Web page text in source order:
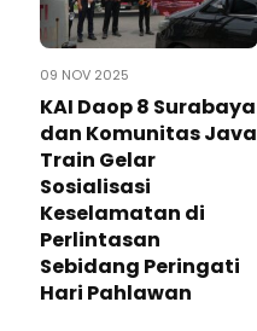
09 NOV 2025
KAI Daop 8 Surabaya
dan Komunitas Java
Train Gelar
Sosialisasi
Keselamatan di
Perlintasan
Sebidang Peringati
Hari Pahlawan